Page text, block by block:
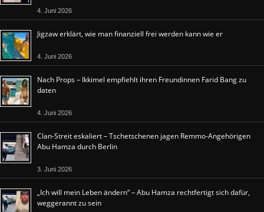
4. Juni 2026
Jigzaw erklärt, wie man finanziell frei werden kann wie er
4. Juni 2026
Nach Props – Ikkimel empfiehlt ihren Freundinnen Farid Bang zu
daten
4. Juni 2026
Clan-Streit eskaliert – Tschetschenen jagen Remmo-Angehörigen
Abu Hamza durch Berlin
3. Juni 2026
„Ich will mein Leben ändern“ – Abu Hamza rechtfertigt sich dafür,
weggerannt zu sein